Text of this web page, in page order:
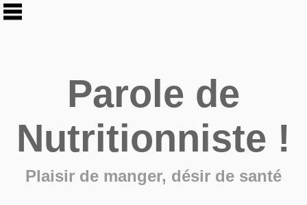
Parole de
Nutritionniste !
Plaisir de manger, désir de santé